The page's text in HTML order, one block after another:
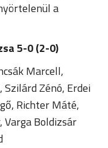
a
5-0 (2-0)
Marcell,
Zénó, Erdei
Richter Máté,
Varga Boldizsár